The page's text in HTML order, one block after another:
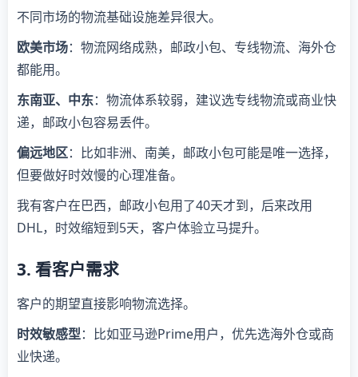
不同市场的物流基础设施差异很大。
欧美市场：物流网络成熟，邮政小包、专线物流、海外仓
都能用。
东南亚、中东：物流体系较弱，建议选专线物流或商业快
递，邮政小包容易丢件。
偏远地区：比如非洲、南美，邮政小包可能是唯一选择，
但要做好时效慢的心理准备。
我有客户在巴西，邮政小包用了40天才到，后来改用
DHL，时效缩短到5天，客户体验立马提升。
3. 看客户需求
客户的期望直接影响物流选择。
时效敏感型：比如亚马逊Prime用户，优先选海外仓或商
业快递。